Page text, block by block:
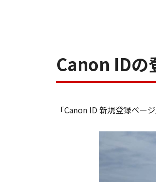
Canon IDの
「Canon ID 新規登録ペー